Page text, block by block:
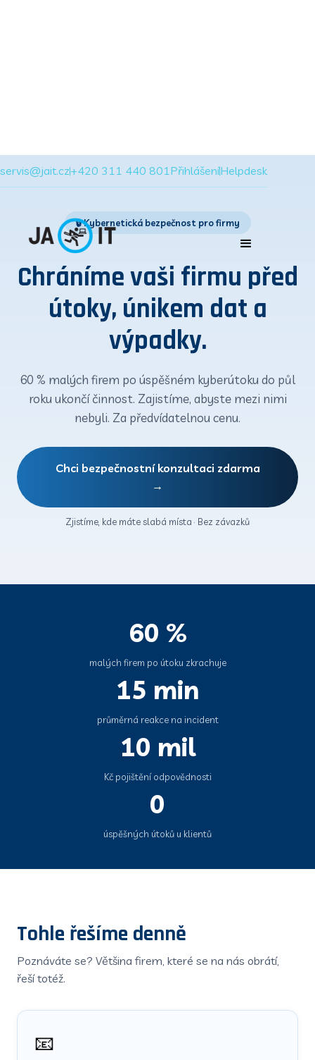
servis@jait.cz+420 311 440 801PřihlášeníHelpdesk
🔒 Kybernetická bezpečnost pro firmy
Chráníme vaši firmu před
útoky, únikem dat a
výpadky.
60 % malých firem po úspěšném kyberútoku do půl
roku ukončí činnost. Zajistíme, abyste mezi nimi
nebyli. Za předvídatelnou cenu.
Chci bezpečnostní konzultaci zdarma
→
Zjistíme, kde máte slabá místa · Bez závazků
60 %
malých firem po útoku zkrachuje
15 min
průměrná reakce na incident
10 mil
Kč pojištění odpovědnosti
0
úspěšných útoků u klientů
Tohle řešíme denně
Poznáváte se? Většina firem, které se na nás obrátí,
řeší totéž.
📧